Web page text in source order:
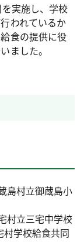
実施し、学校
われているか
食の提供に役
ました。
島村立御蔵島小
村立三宅中学校
村学校給食共同